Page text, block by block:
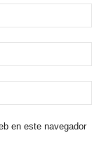
en este navegador